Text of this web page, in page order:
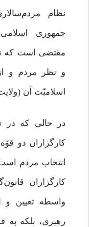
نظام
جمهوری
مقتضی است که
و نظر مردم و
اسلامیّت آن
در حالی که در
کارگزاران دو
انتخاب مردم
کارگزاران
واسطه تعیین و
رهبری، بلکه به